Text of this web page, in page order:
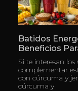
Batidos
Beneficios
Si te interesan
complementar
con cúrcuma y
cúrcuma y